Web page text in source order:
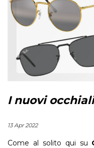
I nuovi
13 Apr 2022
Come al solito qui su